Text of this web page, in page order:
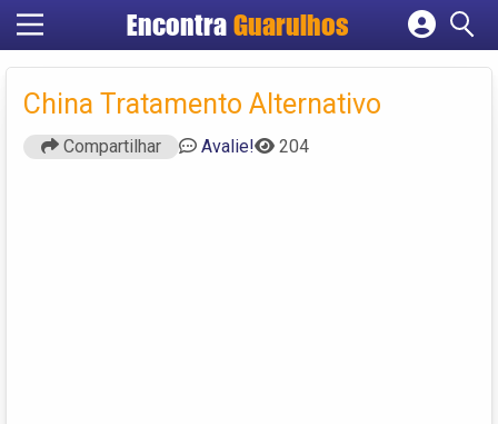
Encontra Guarulhos
Cadastrar empresa
Criar conta
China Tratamento Alternativo
Compartilhar Avalie! 204